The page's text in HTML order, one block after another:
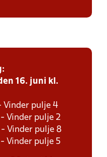
16. juni kl.
Vinder pulje 4
Vinder pulje 2
Vinder pulje 8
Vinder pulje 5